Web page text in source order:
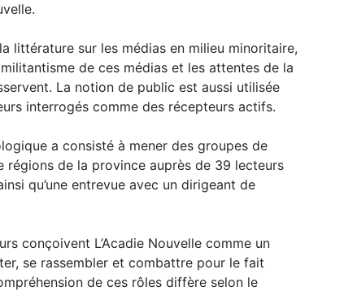
littérature sur les médias en milieu minoritaire,
de ces médias et les attentes de la
La notion de public est aussi utilisée
interrogés comme des récepteurs actifs.
a consisté à mener des groupes de
régions de la province auprès de 39 lecteurs
qu’une entrevue avec un dirigeant de
conçoivent L’Acadie Nouvelle comme un
se rassembler et combattre pour le fait
de ces rôles diffère selon le